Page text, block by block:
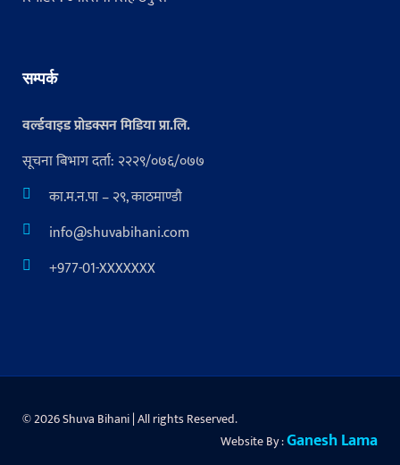
सम्पर्क
वर्ल्डवाइड प्रोडक्सन मिडिया प्रा.लि.
सूचना बिभाग दर्ता: २२२९/०७६/०७७
का.म.न.पा – २९, काठमाण्डौ
info@shuvabihani.com
+977-01-XXXXXXX
© 2026 Shuva Bihani | All rights Reserved.
Website By :Ganesh Lama